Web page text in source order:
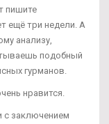
пишите
ещё три недели. А
анализу,
подобный
гурманов.
нравится.
с заключением